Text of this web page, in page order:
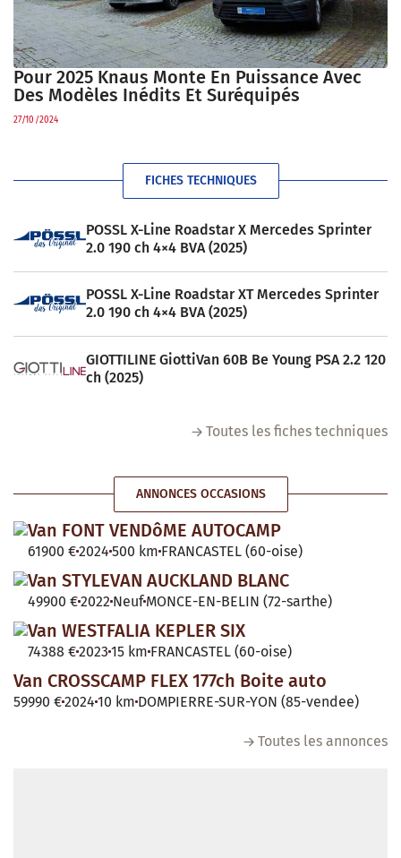
Pour 2025 Knaus Monte En Puissance Avec
Des Modèles Inédits Et Suréquipés
27/10/2024
FICHES TECHNIQUES
POSSL X-Line Roadstar X Mercedes Sprinter
2.0 190 ch 4×4 BVA (2025)
POSSL X-Line Roadstar XT Mercedes Sprinter
2.0 190 ch 4×4 BVA (2025)
GIOTTILINE GiottiVan 60B Be Young PSA 2.2 120
ch (2025)
Toutes les fiches techniques
ANNONCES OCCASIONS
Van FONT VENDôME AUTOCAMP
61900 €2024 500 km FRANCASTEL (60-oise)
Van STYLEVAN AUCKLAND BLANC
49900 €2022 Neuf MONCE-EN-BELIN (72-sarthe)
Van WESTFALIA KEPLER SIX
74388 €2023 15 km FRANCASTEL (60-oise)
Van CROSSCAMP FLEX 177ch Boite auto
59990 €2024 10 km DOMPIERRE-SUR-YON (85-vendee)
Toutes les annonces